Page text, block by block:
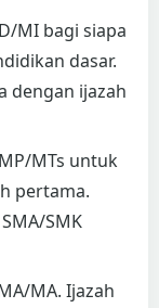
MI bagi siapa
dasar.
dengan ijazah
MTs untuk
pertama.
SMK
MA. Ijazah